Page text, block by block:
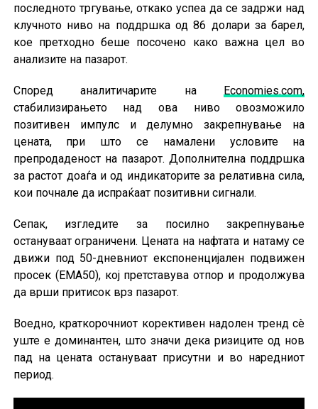
последното тргување, откако успеа да се задржи над
клучното ниво на поддршка од 86 долари за барел,
кое претходно беше посочено како важна цел во
анализите на пазарот.
Според аналитичарите на Economies.com,
стабилизирањето над ова ниво овозможило
позитивен импулс и делумно закрепнување на
цената, при што се намалени условите на
препродаденост на пазарот. Дополнителна поддршка
за растот доаѓа и од индикаторите за релативна сила,
кои почнале да испраќаат позитивни сигнали.
Сепак, изгледите за посилно закрепнување
остануваат ограничени. Цената на нафтата и натаму се
движи под 50-дневниот експоненцијален подвижен
просек (EMA50), кој претставува отпор и продолжува
да врши притисок врз пазарот.
Воедно, краткорочниот корективен надолен тренд сè
уште е доминантен, што значи дека ризиците од нов
пад на цената остануваат присутни и во наредниот
период.